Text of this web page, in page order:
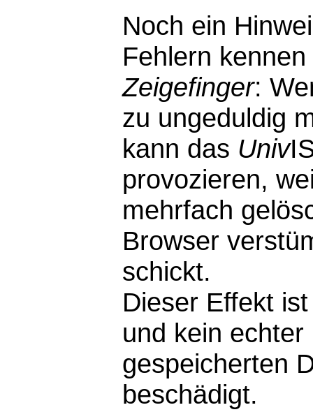
Noch ein
Fehlern
Zeigefinger:
zu ungeduldig
kann das Univ
provozieren,
mehrfach
Browser
schickt.
Dieser Effekt
und kein
gespeicherten
beschädigt.